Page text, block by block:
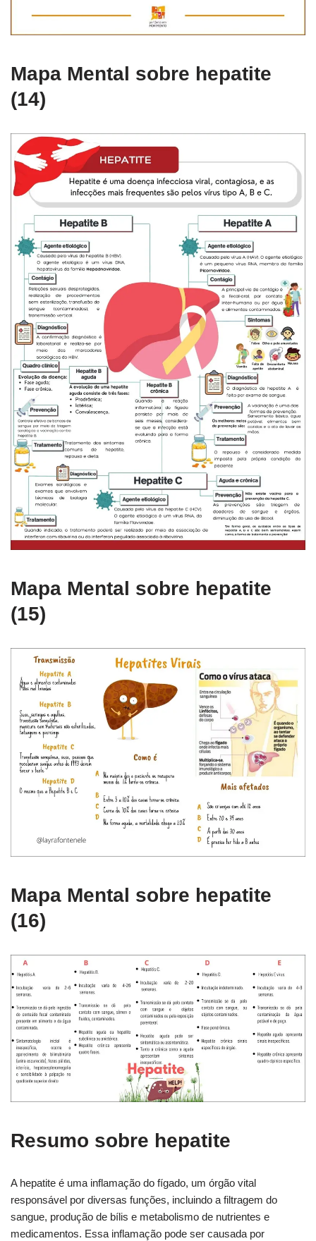
Mapa Mental sobre hepatite
(14)
Mapa Mental sobre hepatite
(15)
Mapa Mental sobre hepatite
(16)
Resumo sobre hepatite
A hepatite é uma inflamação do fígado, um órgão vital
responsável por diversas funções, incluindo a filtragem do
sangue, produção de bílis e metabolismo de nutrientes e
medicamentos. Essa inflamação pode ser causada por